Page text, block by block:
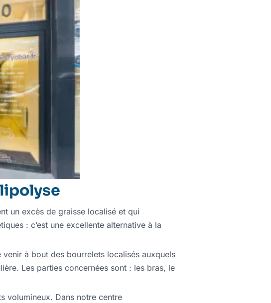
un excès de graisse localisé et qui
: c’est une excellente alternative à la
à bout des bourrelets localisés auxquels
Les parties concernées sont : les bras, le
volumineux. Dans notre centre